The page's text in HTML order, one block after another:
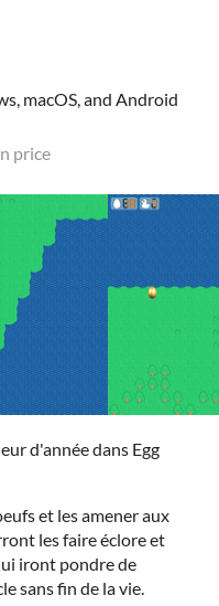
macOS, and Android
price
d'année dans Egg
et les amener aux
les faire éclore et
iront pondre de
sans fin de la vie.